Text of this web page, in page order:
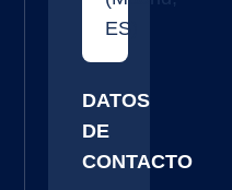
ES
DATOS
DE
CONTACTO